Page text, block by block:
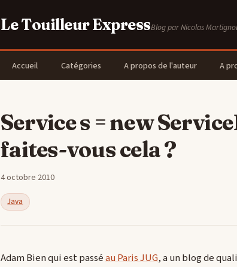
Le Touilleur ExpressBlog par Nicolas
Accueil Catégories A propos de l'auteur A
Service s = new
faites-vous cela ?
4 octobre 2010
Java
Adam Bien qui est passéau Paris JUG, a un blog de